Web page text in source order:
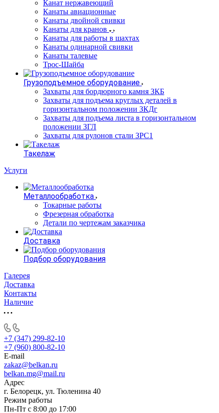
Канат нержавеющий
Канаты авиационные
Канаты двойной свивки
Канаты для кранов
Канаты для работы в шахтах
Канаты одинарной свивки
Канаты талевые
Трос-Шайба
Грузоподъемное оборудование
Захваты для бордюрного камня ЗКБ
Захваты для подъема круглых деталей в
горизонтальном положении ЗКДг
Захваты для подъема листа в горизонтальном
положении ЗГЛ
Захваты для рулонов стали ЗРС1
Такелаж
Услуги
Металлообработка
Токарные работы
Фрезерная обработка
Детали по чертежам заказчика
Доставка
Подбор оборудования
Галерея
Доставка
Контакты
Наличие
+7 (347) 299-82-10
+7 (960) 800-82-10
E-mail
zakaz@belkan.ru
belkan.mg@mail.ru
Адрес
г. Белорецк, ул. Тюленина 40
Режим работы
Пн-Пт с 8:00 до 17:00